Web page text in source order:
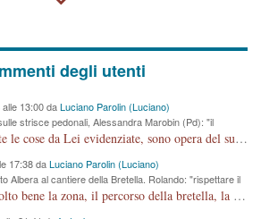
degli utenti
13:00 daLuciano Parolin (Luciano)
strisce pedonali, Alessandra Marobin (Pd): "il
Consigliera Marobin, tutte le cose da Lei evidenziate, sono opera del suo ex Assessore e compagno di Partito Antonio Marco Dalla Pozza Assessore alla "progettazione" di piste ciclabili e altre porcherie. A lui manderei il conto da saldare per incidenti e danni alle persone. E' ora che "finiamola." Avete perso rassegnatevi. qui IL SINDACO RUCCO NON C'ENTRA PER NIENTE. CAPITO!!!!!!!! Amen.
17:38 daLuciano Parolin (Luciano)
Albera al cantiere della Bretella. Rolando: "rispettare il
Caro fratuck, conosco molto bene la zona, il percorso della bretella, la situazione dei cittadini, abito in Viale Trento. A partire dal 2003 ho partecipato al Comitato di Maddalene pro bretella, e a riunioni propositive per apportare modifiche al progetto. Numerose mie foto del territorio sono arrivate a Roma, altri miei interventi (non graditi dalla Sx) sono stati pubblicati dal GdV, assieme ad altri come Ciro Asproso, ora favorevole alla bretella. Ho partecipato alla raccolta firme per la chiusura della strada x 5 giorni eseguita dal Sindaco Hullwech per sforamento 180 Micro/g. Pertanto come impegno per la tematica sono apposto con la coscienza. Ora il Progetto è partito, fine! Voglio dire che la nuova Giunta "comunale" non c'entra più. L'opera sarà "malauguratamente" eseguita, ma non con il mio placet. Il Consigliere Comunale dovrebbe capire che la campagna elettorale è finita, con buona pace di tutti. Quello che invece dovrebbe interessare è la proprietà della strada, dall'uscita autostradale Ovest, sino alla Rotatoria dell'Albara, vi sono tre possessori: Autostrade SpA; La Provincia, il Comune. Come la mettiamo per il futuro ? I costi, da 50 sono saliti a 100 milioni di € come dire 20 milioni a KM (!) da non credere. Comunque si farà. Ma nessuno canti Vittoria, anzi meglio non farne un ulteriore fatto "partitico" per questioni elettorali o di seggio. Se mi manda la sua mail, sono disponibile ad inviare i documenti e le foto sopra descritte. Con ossequi, Luciano Parolin